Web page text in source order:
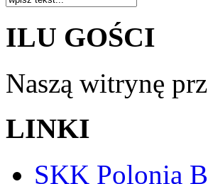
ILU GOŚCI
Naszą witrynę
LINKI
SKK Polonia